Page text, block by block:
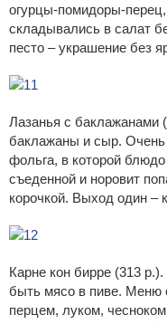
огурцы-помидоры-
складывались в салат
песто – украшение без
Лазанья с баклажанами
баклажаны и сыр. Очень
фольга, в которой
съеденной и норовит
корочкой. Выход один –
Карне кон бирре (313
быть мясо в пиве. Меню
перцем, луком,